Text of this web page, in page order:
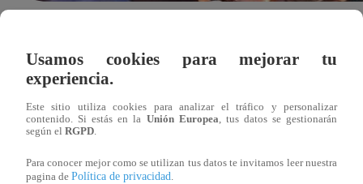
viaje al otro lado del mundo al lado de su hermano,
compartiendo diferentes momentos de su día a día en
Usamos cookies para mejorar tu
experiencia.
Este sitio utiliza cookies para analizar el tráfico y personalizar
contenido. Si estás en la Unión Europea, tus datos se gestionarán
según el RGPD.
Para conocer mejor como se utilizan tus datos te invitamos leer nuestra
pagina de Política de privacidad.